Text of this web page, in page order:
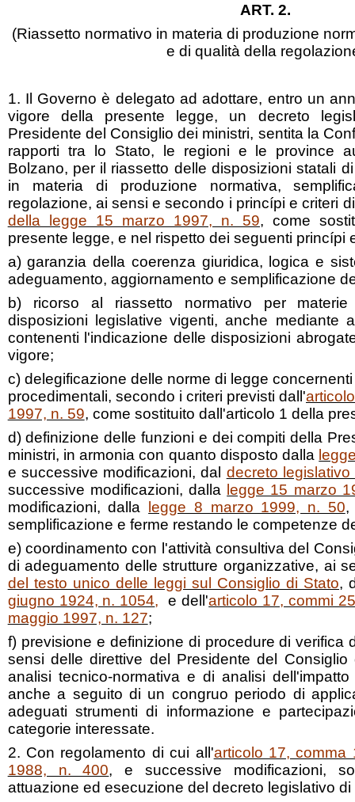
ART. 2.
(Riassetto normativo in materia di produzione
e di qualità della
1. Il Governo è delegato ad adottare, entro un
vigore della presente legge, un decreto
Presidente del Consiglio dei ministri, sentita la
rapporti tra lo Stato, le regioni e le province
Bolzano, per il riassetto delle disposizioni statali
in materia di produzione normativa,
regolazione, ai sensi e secondo i princípi e criteri
della legge 15 marzo 1997, n. 59, come
presente legge, e nel rispetto dei seguenti princípi
a) garanzia della coerenza giuridica, logica e
adeguamento, aggiornamento e semplificazione
b) ricorso al riassetto normativo per
disposizioni legislative vigenti, anche mediante
contenenti l'indicazione delle disposizioni
vigore;
c) delegificazione delle norme di legge
procedimentali, secondo i criteri previsti dall'
1997, n. 59, come sostituito dall'articolo 1 della
d) definizione delle funzioni e dei compiti della
ministri, in armonia con quanto disposto dalla
e successive modificazioni, dal decreto
successive modificazioni, dalla legge 15 marzo
modificazioni, dalla
legge 8 marzo 1999, n. 50,
semplificazione e ferme restando le competenze
e) coordinamento con l'attività consultiva del
di adeguamento delle strutture organizzative, ai
del testo unico delle leggi sul Consiglio di Stato,
giugno 1924, n. 1054, e dell'articolo 17, commi
maggio 1997, n. 127;
f) previsione e definizione di procedure di verifica
sensi delle direttive del Presidente del
analisi tecnico-normativa e di analisi
anche a seguito di un congruo periodo di
adeguati strumenti di informazione e
categorie interessate.
2. Con regolamento di cui all'articolo 17, comma
1988, n. 400, e successive modificazioni,
attuazione ed esecuzione del decreto legislativo